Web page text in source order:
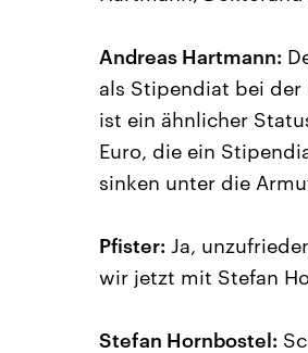
Andreas Hartmann:
als Stipendiat bei der
ist ein ähnlicher
Euro, die ein
sinken unter die
Pfister: Ja,
wir jetzt mit Stefan
Stefan Hornbostel: